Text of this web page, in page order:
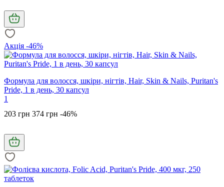
Акція -46%
Формула для волосся, шкіри, нігтів, Hair, Skin & Nails, Puritan's
Pride, 1 в день, 30 капсул
1
203 грн 374 грн -46%